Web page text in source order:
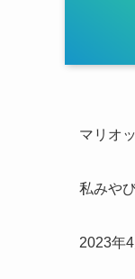
マリオ
私みや
2023年